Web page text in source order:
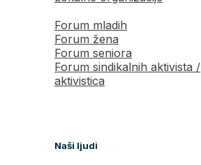
Forum mladih
Forum žena
Forum seniora
Forum sindikalnih aktivista /
aktivistica
Naši ljudi